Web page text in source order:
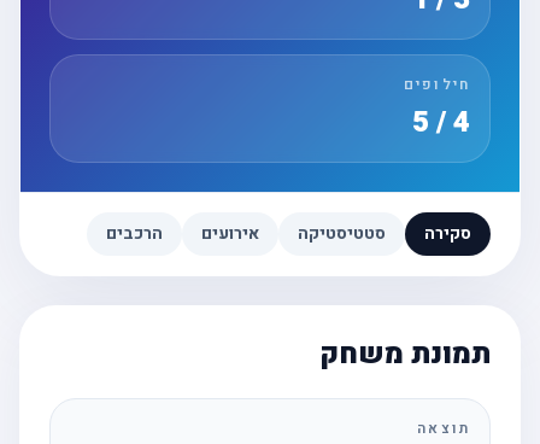
חילופים
סקירה סטטיסטיקה אירועים הרכבים
תמונת משחק
תוצאה